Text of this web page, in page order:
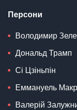
Персони
Володимир
Дональд Трамп
Сі Цзіньпін
Еммануель
Валерій